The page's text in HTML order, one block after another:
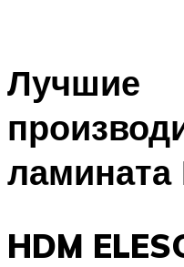
Лучшие
HDM